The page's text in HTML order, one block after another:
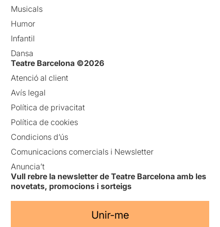
Musicals
Humor
Infantil
Dansa
Teatre Barcelona ©2026
Atenció al client
Avís legal
Política de privacitat
Política de cookies
Condicions d’ús
Comunicacions comercials i Newsletter
Anuncia’t
Vull rebre la newsletter de Teatre Barcelona amb les
novetats, promocions i sorteigs
Unir-me